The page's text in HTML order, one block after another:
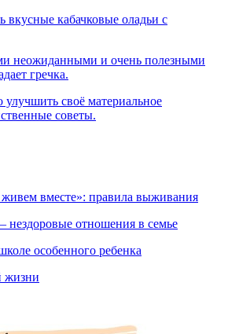
вкусные кабачковые оладьи с
неожиданными и очень полезными
гречка.
улучшить своё материальное
советы.
живем вместе»: правила выживания
отношения в семье
особенного ребенка
жизни